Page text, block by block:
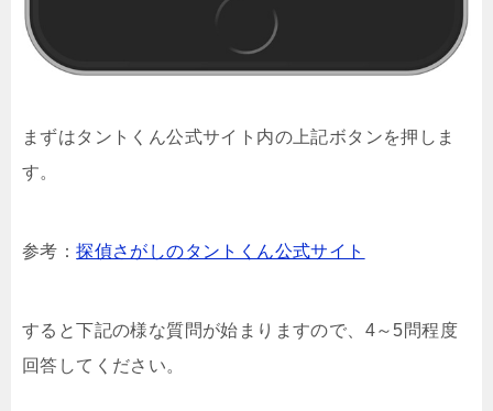
まずはタントくん公式サイト内の上記ボタンを押しま
す。
参考：探偵さがしのタントくん公式サイト
すると下記の様な質問が始まりますので、4～5問程度
回答してください。